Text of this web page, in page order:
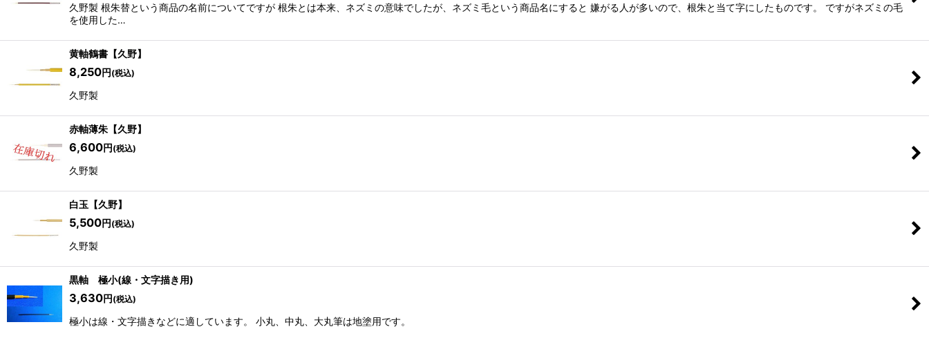
久野製 根朱替という商品の名前についてですが 根朱とは本来、ネズミの意味でしたが、ネズミ毛という商品名にすると 嫌がる人が多いので、根朱と当て字にしたものです。 ですがネズミの毛
を使用した…
黄軸鶴書【久野】
8,250円 (税込)
久野製
赤軸薄朱【久野】
6,600円 (税込)
久野製
白玉【久野】
5,500円 (税込)
久野製
黒軸 極小(線・文字描き用)
3,630円 (税込)
極小は線・文字描きなどに適しています。 小丸、中丸、大丸筆は地塗用です。